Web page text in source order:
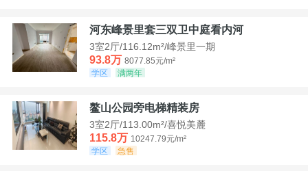
河东峰景里套三双卫中庭看内河
3室2厅/116.12m²/峰景里一期
93.8万 8077.85元/m²
学区
满两年
鳌山公园旁电梯精装房
3室2厅/113.00m²/喜悦美麓
115.8万 10247.79元/m²
学区
急售